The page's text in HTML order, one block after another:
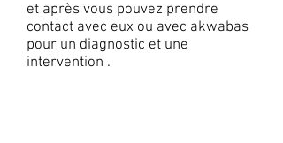
et après vous pouvez prendre
contact avec eux ou avec akwabas
pour un diagnostic et une
intervention .